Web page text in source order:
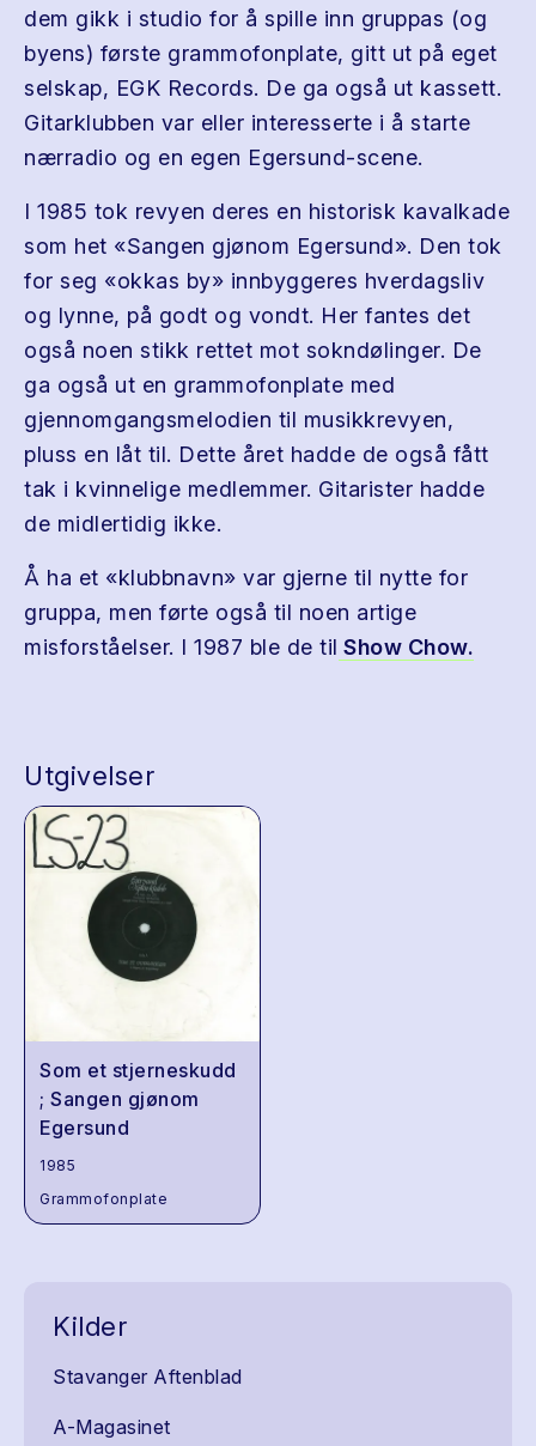
dem gikk i studio for å spille inn gruppas (og
byens) første grammofonplate, gitt ut på eget
selskap, EGK Records. De ga også ut kassett.
Gitarklubben var eller interesserte i å starte
nærradio og en egen Egersund-scene.
I 1985 tok revyen deres en historisk kavalkade
som het «Sangen gjønom Egersund». Den tok
for seg «okkas by» innbyggeres hverdagsliv
og lynne, på godt og vondt. Her fantes det
også noen stikk rettet mot sokndølinger. De
ga også ut en grammofonplate med
gjennomgangsmelodien til musikkrevyen,
pluss en låt til. Dette året hadde de også fått
tak i kvinnelige medlemmer. Gitarister hadde
de midlertidig ikke.
Å ha et «klubbnavn» var gjerne til nytte for
gruppa, men førte også til noen artige
misforståelser. I 1987 ble de til Show Chow.
Utgivelser
Som et stjerneskudd
; Sangen gjønom
Egersund
1985
Grammofonplate
Kilder
Stavanger Aftenblad
A-Magasinet